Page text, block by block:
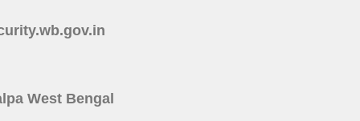
West Bengal